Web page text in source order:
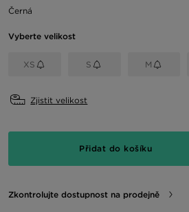
Černá
Vyberte velikost
XS S M
Zjistit velikost
Přidat do košíku
Zkontrolujte dostupnost na prodejně